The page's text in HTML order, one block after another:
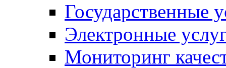
Государственные
Электронные
Мониторинг